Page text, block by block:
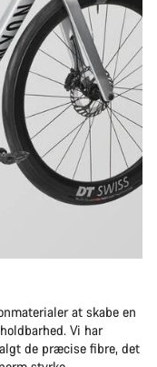
at skabe en
Vi har
de præcise fibre, det